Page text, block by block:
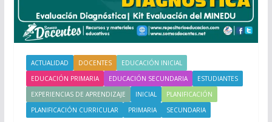
ACTUALIDAD DOCENTES
EDUCACIÓN INICIAL
EDUCACIÓN PRIMARIA
EDUCACIÓN SECUNDARIA
ESTUDIANTES
EXPERIENCIAS DE APRENDIZAJE
INICIAL
PLANIFICACIÓN
PLANIFICACIÓN CURRICULAR
PRIMARIA SECUNDARIA